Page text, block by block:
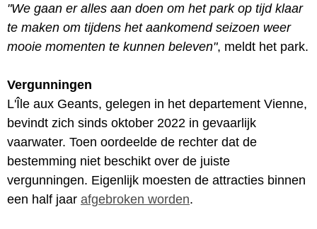
"We gaan er alles aan doen om het park op tijd klaar
te maken om tijdens het aankomend seizoen weer
mooie momenten te kunnen beleven", meldt het park.
Vergunningen
L'Île aux Geants, gelegen in het departement Vienne,
bevindt zich sinds oktober 2022 in gevaarlijk
vaarwater. Toen oordeelde de rechter dat de
bestemming niet beschikt over de juiste
vergunningen. Eigenlijk moesten de attracties binnen
een half jaar afgebroken worden.